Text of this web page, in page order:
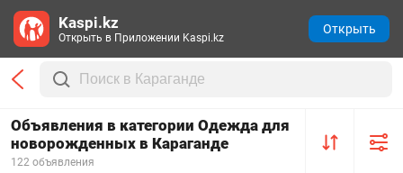
Объявления в категории Одежда для
новорожденных в Караганде
122 объявления
Kaspi.kz
Открыть в Приложении Kaspi.kz
Открыть